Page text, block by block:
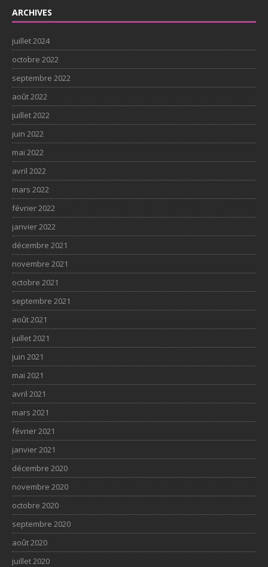
ARCHIVES
juillet 2024
octobre 2022
septembre 2022
août 2022
juillet 2022
juin 2022
mai 2022
avril 2022
mars 2022
février 2022
janvier 2022
décembre 2021
novembre 2021
octobre 2021
septembre 2021
août 2021
juillet 2021
juin 2021
mai 2021
avril 2021
mars 2021
février 2021
janvier 2021
décembre 2020
novembre 2020
octobre 2020
septembre 2020
août 2020
juillet 2020